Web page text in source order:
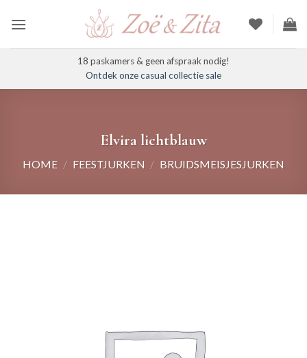
naar
18 paskamers & geen afspraak nodig!
Ontdek onze casual collectie sale
Elvira lichtblauw
HOME / FEESTJURKEN / BRUIDSMEISJESJURKEN